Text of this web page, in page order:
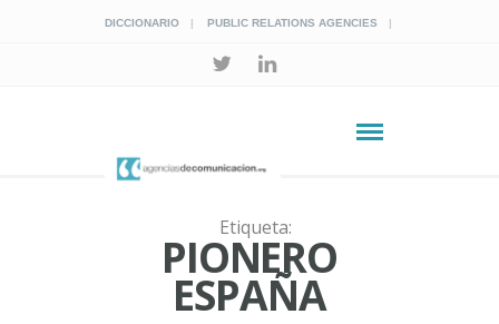
DICCIONARIO PUBLIC RELATIONS AGENCIES
Etiqueta:
PIONERO
ESPAÑA